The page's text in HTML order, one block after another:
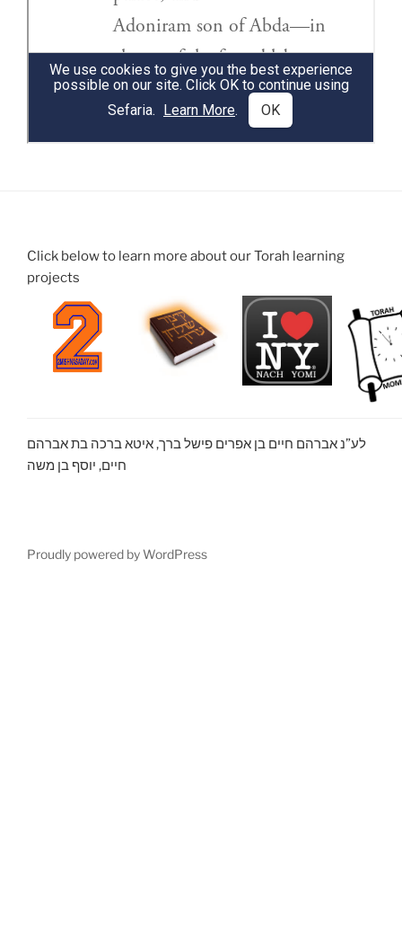
Click below to learn more about our Torah learning
projects
לע”נ אברהם חיים בן אפרים פישל ברך, איטא ברכה בת אברהם
חיים, יוסף בן משה
Proudly powered by WordPress